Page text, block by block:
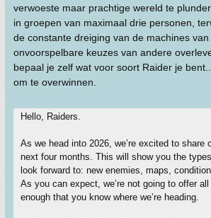
verwoeste maar prachtige wereld te
in groepen van maximaal drie personen,
de constante dreiging van de machines van
onvoorspelbare keuzes van andere
bepaal je zelf wat voor soort Raider je
om te overwinnen.
Hello, Raiders.
As we head into 2026, we’re excited to share
next four months. This will show you the
look forward to: new enemies, maps,
As you can expect, we’re not going to offer
enough that you know where we’re heading.